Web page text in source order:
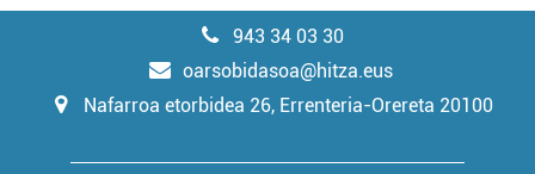
943 34 03 30
oarsobidasoa@hitza.eus
Nafarroa etorbidea 26, Errenteria-Orereta 20100